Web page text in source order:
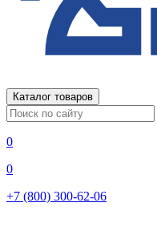
Каталог товаров
0
0
+7 (800) 300-62-06